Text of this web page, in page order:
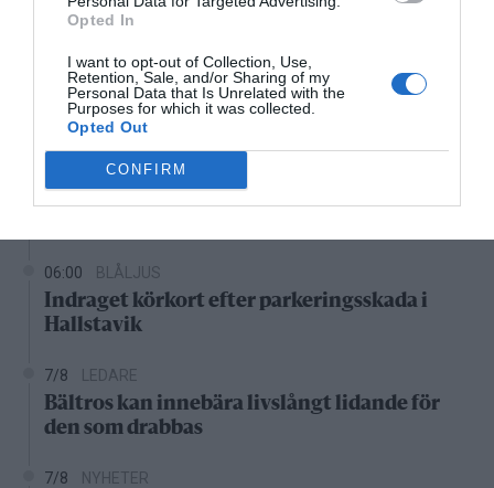
Opted In
I want to opt-out of Collection, Use,
Retention, Sale, and/or Sharing of my
Personal Data that Is Unrelated with the
Purposes for which it was collected.
Opted Out
CONFIRM
Senaste nytt
08:10 KONSERVATIVA LEDARE
Miljöpartiets höjda drivmedelspriser är hat
mot landsbygden
NYHETER
06:00 BLÅLJUS
Indraget körkort efter parkeringsskada i
Hallstavik
7/8 LEDARE
Bältros kan innebära livslångt lidande för
den som drabbas
7/8 NYHETER